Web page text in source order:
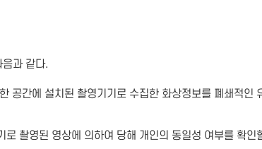
과 같다.
공간에 설치된 촬영기기로 수집한 화상정보를 폐쇄적인
촬영된 영상에 의하여 당해 개인의 동일성 여부를 확인